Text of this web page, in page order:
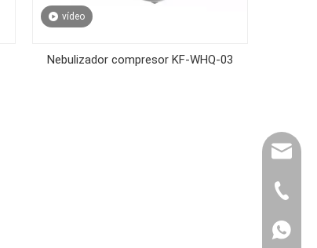
vídeo
Nebulizador compresor KF-WHQ-03
(86)
86-